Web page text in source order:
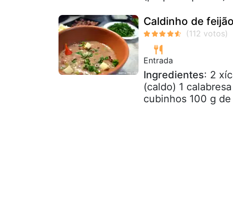
Caldinho de feijão
Entrada
Ingredientes: 2
(caldo) 1
cubinhos 100 g